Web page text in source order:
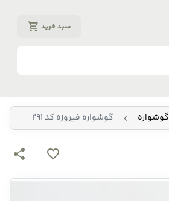
سبد خرید
گوشواره گوشواره فیروزه کد 291